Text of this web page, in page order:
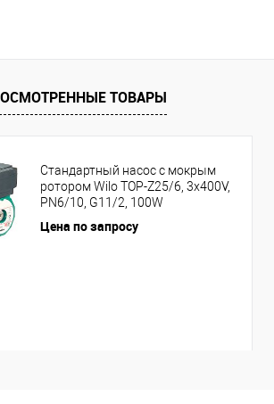
ТОВАРЫ
Стандартный насос с мокрым
ротором Wilo TOP-Z25/6, 3x400V,
PN6/10, G11/2, 100W
Цена по запросу